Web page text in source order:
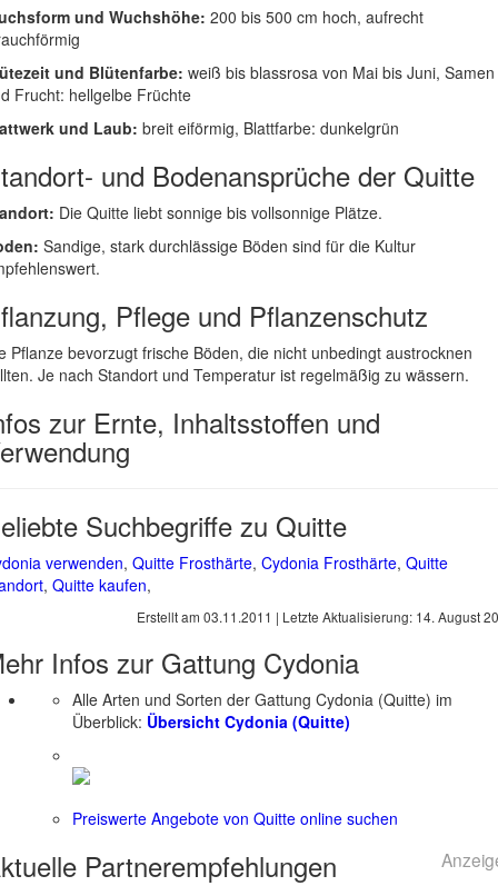
und Wuchshöhe: 200 bis 500 cm hoch, aufrecht
und Blütenfarbe: weiß bis blassrosa von Mai bis Juni, Samen
Frucht: hellgelbe Früchte
und Laub: breit eiförmig, Blattfarbe: dunkelgrün
und Bodenansprüche der Quitte
Die Quitte liebt sonnige bis vollsonnige Plätze.
Sandige, stark durchlässige Böden sind für die Kultur
Pflege und Pflanzenschutz
Pflanze bevorzugt frische Böden, die nicht unbedingt austrocknen
Je nach Standort und Temperatur ist regelmäßig zu wässern.
zur Ernte, Inhaltsstoffen und
Suchbegriffe zu Quitte
verwenden, Quitte Frosthärte, Cydonia Frosthärte, Quitte
, Quitte kaufen,
Erstellt am 03.11.2011 | Letzte Aktualisierung: 14. August
Infos zur Gattung Cydonia
Alle Arten und Sorten der Gattung Cydonia (Quitte) im
Überblick: Übersicht Cydonia (Quitte)
Preiswerte Angebote von Quitte online suchen
Partnerempfehlungen